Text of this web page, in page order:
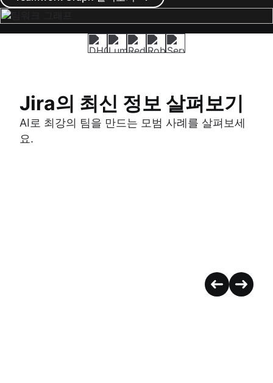
Jira의 최신 정보 살펴보기
AI로 최강의 팀을 만드는 모범 사례를 살펴보세
요.